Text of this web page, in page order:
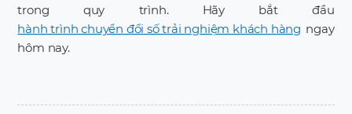
trong quy trình. Hãy bắt đầu
hành trình chuyển đổi số trải nghiệm khách hàng ngay
hôm nay.